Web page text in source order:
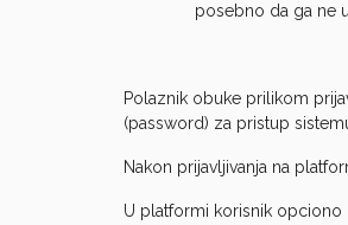
posebno da ga ne
Polaznik obuke prilikom
(password) za pristup
Nakon prijavljivanja na
U platformi korisnik opciono